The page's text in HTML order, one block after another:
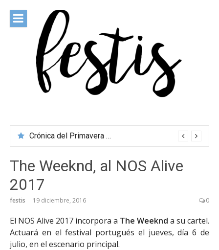
contenido
Crónica del Primavera Sound Porto 2026
The Weeknd, al NOS Alive
2017
festis 19 diciembre, 2016 0
El NOS Alive 2017 incorpora a The Weeknd a su cartel.
Actuará en el festival portugués el jueves, día 6 de
julio, en el escenario principal.